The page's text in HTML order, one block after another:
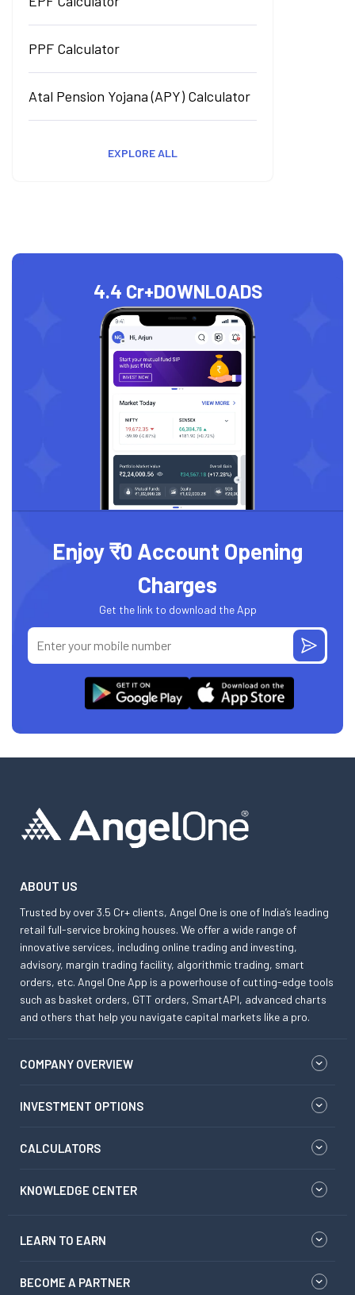
PPF Calculator
Atal Pension Yojana (APY) Calculator
EXPLORE ALL
4.4 Cr+DOWNLOADS
Enjoy ₹0 Account Opening
Charges
Get the link to download the App
ABOUT US
Trusted by over 3.5 Cr+ clients, Angel One is one of India’s leading
retail full-service broking houses. We offer a wide range of
innovative services, including online trading and investing,
advisory, margin trading facility, algorithmic trading, smart
orders, etc. Angel One App is a powerhouse of cutting-edge tools
such as basket orders, GTT orders, SmartAPI, advanced charts
and others that help you navigate capital markets like a pro.
COMPANY OVERVIEW
INVESTMENT OPTIONS
CALCULATORS
KNOWLEDGE CENTER
LEARN TO EARN
BECOME A PARTNER